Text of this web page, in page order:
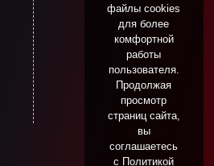
файлы cookies
для более
комфортной
работы
пользователя.
Продолжая
просмотр
страниц сайта,
вы
соглашаетесь
с Политикой